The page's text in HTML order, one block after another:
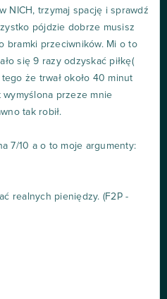
NICH, trzymaj spację i sprawdź
pójdzie dobrze musisz
bramki przeciwników. Mi o to
się 9 razy odzyskać piłkę(
że trwał około 40 minut
wymyślona przeze mnie
tak robił.
7/10 a o to moje argumenty:
realnych pieniędzy. (F2P -